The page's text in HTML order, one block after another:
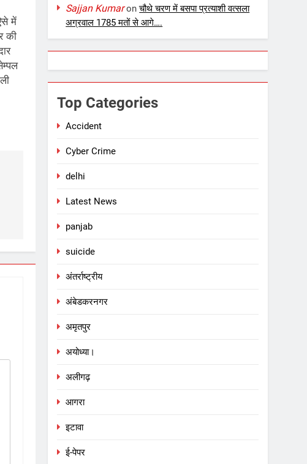
में
की
Sajjan Kumaronचौथे चरण में बसपा प्रत्याशी वत्सला
अग्रवाल 1785 मतों से आगे….
Top Categories
Accident
Cyber Crime
delhi
Latest News
panjab
suicide
अंतर्राष्ट्रीय
अंबेडकरनगर
अमृतपुर
अयोध्या।
अलीगढ़
आगरा
इटावा
ई-पेपर